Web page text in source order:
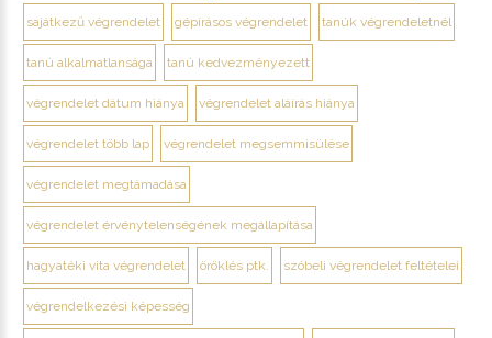
sajátkezű végrendelet gépírásos végrendelet tanúk végrendeletnél
tanú alkalmatlansága tanú kedvezményezett
végrendelet dátum hiánya végrendelet aláírás hiánya
végrendelet több lap végrendelet megsemmisülése
végrendelet megtámadása
végrendelet érvénytelenségének megállapítása
hagyatéki vita végrendelet öröklés ptk. szóbeli végrendelet feltételei
végrendelkezési képesség